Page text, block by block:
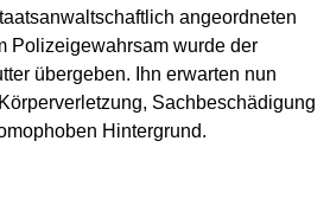
angeordneten
Polizeigewahrsam wurde der
übergeben. Ihn erwarten nun
Sachbeschädigung
Hintergrund.